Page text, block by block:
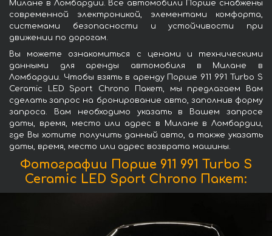
Милане в Ломбардии. Все автомобили Порше снабжены
современной электроникой, элементами комфорта,
системами безопасности и устойчивости при
движении по дорогам.
Вы можете ознакомиться с ценами и техническими
данными для аренды автомобиля в Милане в
Ломбардии. Чтобы взять в аренду Порше 911 991 Turbo S
Ceramic LED Sport Chrono Пакет, мы предлагаем Вам
сделать запрос на бронирование авто, заполнив форму
запроса. Вам необходимо указать в Вашем запросе
даты, время, место или адрес в Милане в Ломбардии,
где Вы хотите получить данный авто, а также указать
даты, время, место или адрес возврата машины.
Фотографии Порше 911 991 Turbo S
Ceramic LED Sport Chrono Пакет: